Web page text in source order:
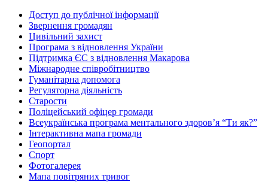
Доступ до публічної інформації
Звернення громадян
Цивільний захист
Програма з відновлення України
Підтримка ЄС з відновлення Макарова
Міжнародне співробітництво
Гуманітарна допомога
Регуляторна діяльність
Старости
Поліцейський офіцер громади
Всеукраїнська програма ментального здоров’я “Ти як?”
Інтерактивна мапа громади
Геопортал
Спорт
Фотогалерея
Мапа повітряних тривог